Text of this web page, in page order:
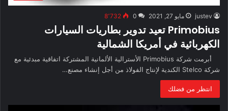
justev مايو 27, 2021 0 8٬732
Primobius تعيد تدوير بطاريات السيارات
الكهربائية في أمريكا الشمالية
أبرمت شركة Primobius الأسترالية الألمانية المشتركة اتفاقية مبدئية مع
شركة Stelco الكندية لإنتاج الفولاذ من أجل إنشاء مصنع…
انتظر من فضلك